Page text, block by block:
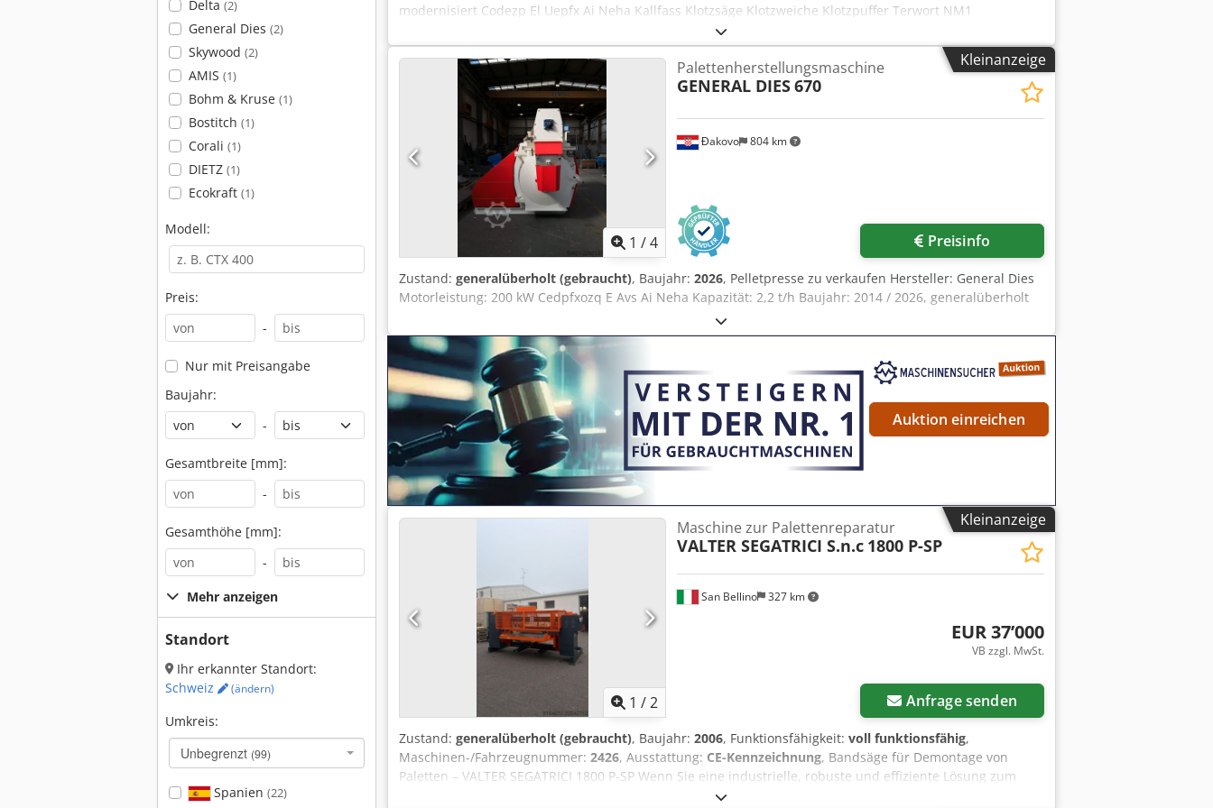
Delta (2)
General Dies (2)
Skywood (2)
AMIS (1)
Bohm & Kruse (1)
Bostitch (1)
Corali (1)
DIETZ (1)
Ecokraft (1)
Modell:
Preis:
-
Nur mit Preisangabe
Baujahr:
-
Gesamtbreite [mm]:
-
Gesamthöhe [mm]:
-
Mehr anzeigen
Standort
Ihr erkannter Standort:
Schweiz
(ändern)
Umkreis:
Unbegrenzt (99)
Spanien (22)
modernisiert Codezp El Uepfx Ai Neha Kallfass Klotzsäge Klotzweiche Klotzpuffer Terwort NM1
Nagelmaschine Deckelspeicher Deckgreifer Speicher 2 x Sternwender Terwort NM2 Nagelmaschine
Kufenfräse Klammergerät Eckensäge Brennstation Stapler Auslaufband
Kleinanzeige
1 /4
Đakovo 804 km
Palettenherstellungsmaschine
GENERAL DIES670
Preisinfo
Zustand: generalüberholt (gebraucht), Baujahr: 2026, Pelletpresse zu verkaufen Hersteller: General Dies
Motorleistung: 200 kW Cedpfxozq E Avs Ai Neha Kapazität: 2,2 t/h Baujahr: 2014 / 2026, generalüberholt
Auktion einreichen
Kleinanzeige
Mehr Bilder anfragen
1 /2
San Bellino 327 km
Maschine zur Palettenreparatur
VALTER SEGATRICI S.n.c 1800 P-SP
EUR 37’000
VB zzgl. MwSt.
Anfrage senden
Zustand: generalüberholt (gebraucht), Baujahr: 2006, Funktionsfähigkeit: voll funktionsfähig,
Maschinen-/Fahrzeugnummer: 2426, Ausstattung: CE-Kennzeichnung, Bandsäge für Demontage von
Paletten – VALTER SEGATRICI 1800 P-SP Wenn Sie eine industrielle, robuste und effiziente Lösung zum
Schneiden und Demontieren von Standard- oder Sonderpaletten aus Holz suchen, ist dies die ideale